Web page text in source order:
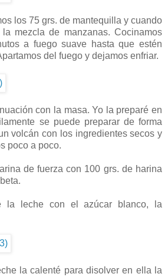
los 75 grs. de mantequilla y cuando
mezcla de manzanas. Cocinamos
a fuego suave hasta que estén
del fuego y dejamos enfriar.
con la masa. Yo la preparé en
se puede preparar de forma
volcán con los ingredientes secos y
poco a poco.
de fuerza con 100 grs. de harina
la leche con el azúcar blanco, la
la calenté para disolver en ella la